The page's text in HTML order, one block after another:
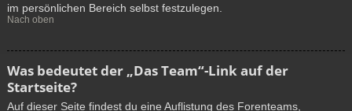
im persönlichen Bereich selbst festzulegen.
Nach oben
Was bedeutet der „Das Team“-Link auf der
Startseite?
Auf dieser Seite findest du eine Auflistung des Forenteams,